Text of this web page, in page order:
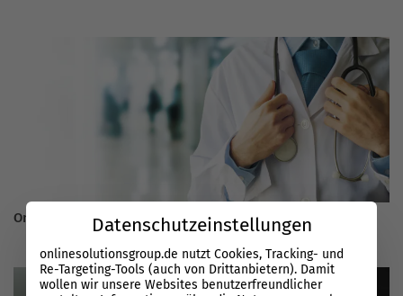
Online Marketing für die Gesundheitsbranche
Datenschutzeinstellungen
onlinesolutionsgroup.de nutzt Cookies, Tracking- und
Re-Targeting-Tools (auch von Drittanbietern). Damit
wollen wir unsere Websites benutzerfreundlicher